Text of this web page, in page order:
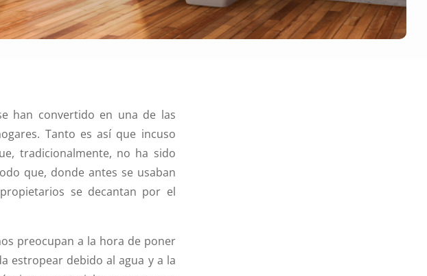
han convertido en una de las
Tanto es así que incuso
tradicionalmente, no ha sido
que, donde antes se usaban
se decantan por el
preocupan a la hora de poner
estropear debido al agua y a la